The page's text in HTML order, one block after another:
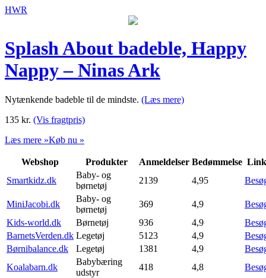
HWR
Splash About badeble, Happy
Nappy – Ninas Ark
Nytænkende badeble til de mindste. (Læs mere)
135 kr. (Vis fragtpris)
Læs mere »Køb nu »
Webshop Produkter Anmeldelser Bedømmelse Link
Smartkidz.dk
Baby- og
børnetøj
2139 4,95
MiniJacobi.dk
Baby- og
børnetøj
369 4,9
Kids-world.dk
Børnetøj 936 4,9
BarnetsVerden.dk Legetøj 5123 4,9
Børnibalance.dk
Legetøj 1381 4,9
Koalabarn.dk
Babybæring
udstyr
418 4,8